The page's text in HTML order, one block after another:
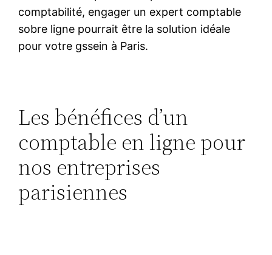
comptabilité, engager un expert comptable
sobre ligne pourrait être la solution idéale
pour votre gssein à Paris.
Les bénéfices d’un
comptable en ligne pour
nos entreprises
parisiennes